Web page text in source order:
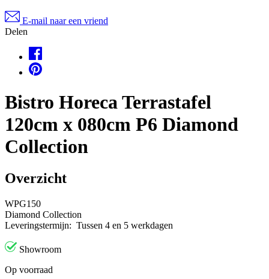
E-mail naar een vriend
Delen
Bistro Horeca Terrastafel
120cm x 080cm P6 Diamond
Collection
Overzicht
WPG150
Diamond Collection
Leveringstermijn: Tussen 4 en 5 werkdagen
Showroom
Op voorraad